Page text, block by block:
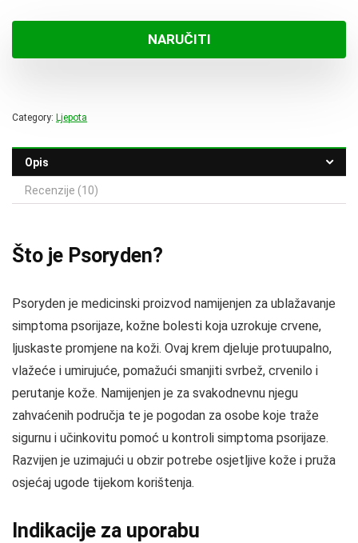
bila
je:
39,00 €.
NARUČITI
Category: Ljepota
Opis
Recenzije (10)
Što je Psoryden?
Psoryden je medicinski proizvod namijenjen za ublažavanje
simptoma psorijaze, kožne bolesti koja uzrokuje crvene,
ljuskaste promjene na koži. Ovaj krem djeluje protuupalno,
vlažeće i umirujuće, pomažući smanjiti svrbež, crvenilo i
perutanje kože. Namijenjen je za svakodnevnu njegu
zahvaćenih područja te je pogodan za osobe koje traže
sigurnu i učinkovitu pomoć u kontroli simptoma psorijaze.
Razvijen je uzimajući u obzir potrebe osjetljive kože i pruža
osjećaj ugode tijekom korištenja.
Indikacije za uporabu